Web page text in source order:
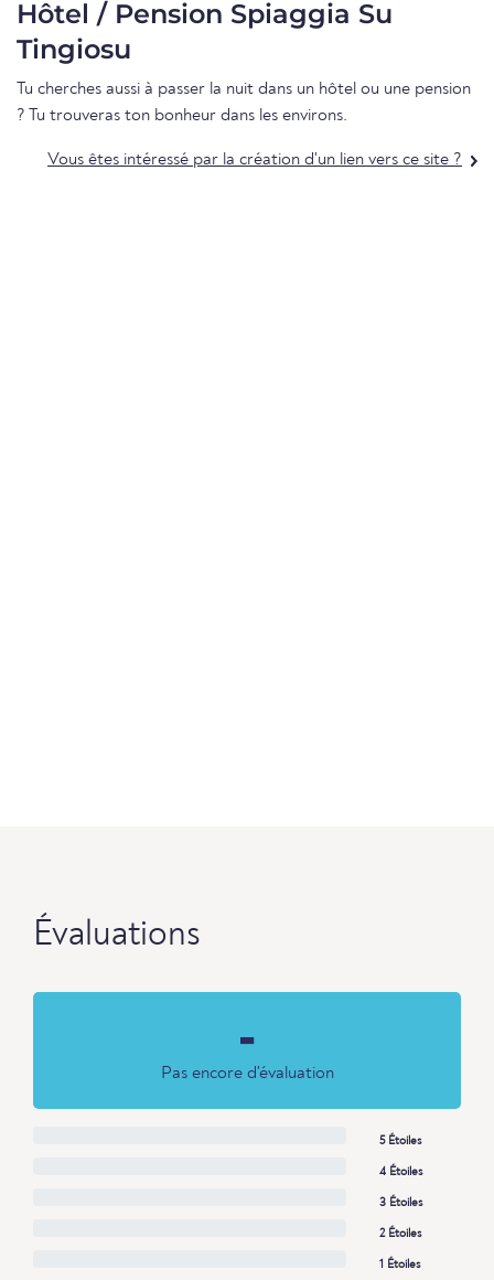
Hôtel / Pension Spiaggia Su
Tingiosu
Tu cherches aussi à passer la nuit dans un hôtel ou une pension
? Tu trouveras ton bonheur dans les environs.
Vous êtes intéressé par la création d'un lien vers ce site ?
Évaluations
-
Pas encore d'évaluation
5 Étoiles
4 Étoiles
3 Étoiles
2 Étoiles
1 Étoiles